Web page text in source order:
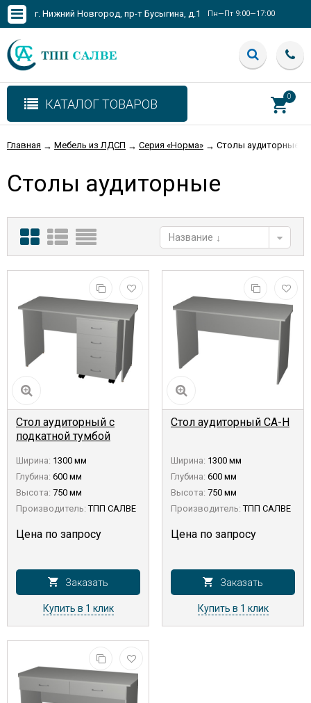
г. Нижний Новгород, пр-т Бусыгина, д.1 Пн—Пт 9:00—17:00
КАТАЛОГ ТОВАРОВ
0
Главная → Мебель из ЛДСП → Серия «Норма» → Столы аудиторные
Столы аудиторные
Название
Стол аудиторный с
подкатной тумбой
Ширина: 1300 мм
Глубина: 600 мм
Высота: 750 мм
Производитель: ТПП САЛВЕ
Цена по запросу
Заказать
Купить в 1 клик
Стол аудиторный СА-Н
Ширина: 1300 мм
Глубина: 600 мм
Высота: 750 мм
Производитель: ТПП САЛВЕ
Цена по запросу
Заказать
Купить в 1 клик